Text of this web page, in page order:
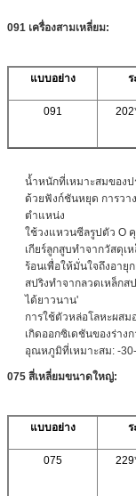
091 เครื่องสามเหลี่ยม:
แบบอย่าง ร
091
น้ำหนักที่เหมาะสมของป
ด้วยฟังก์ชันหยุด การวา
ตำแหน่ง
ใช้วงแหวนซีลรูปตัว O
เกียร์ลูกสูบทำจากวัสดุ
ร้อนเพื่อให้มั่นใจถึงอา
สปริงทำจากลวดเหล็ก
ได้ยาวนาน'
การใช้ตัวหล่อโลหะผส
เกิดออกซิเดชันของร่างก
อุณหภูมิที่เหมาะสม: -
075 สี่เหลี่ยมขนาดใหญ่:
แบบอย่าง ร
075